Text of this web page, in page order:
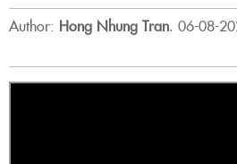
Author: Hong Nhung Tran. 06-08-